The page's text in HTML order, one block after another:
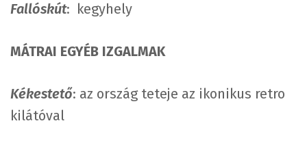
Fallóskút: kegyhely
MÁTRAI EGYÉB IZGALMAK
Kékestető: az ország teteje az ikonikus retro
kilátóval